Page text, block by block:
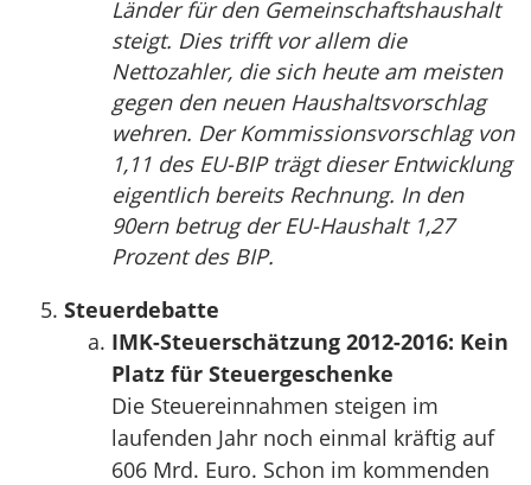
Länder für den Gemeinschaftshaushalt
steigt. Dies trifft vor allem die
Nettozahler, die sich heute am meisten
gegen den neuen Haushaltsvorschlag
wehren. Der Kommissionsvorschlag von
1,11 des EU-BIP trägt dieser Entwicklung
eigentlich bereits Rechnung. In den
90ern betrug der EU-Haushalt 1,27
Prozent des BIP.
Steuerdebatte
IMK-Steuerschätzung 2012-2016: Kein
Platz für Steuergeschenke
Die Steuereinnahmen steigen im
laufenden Jahr noch einmal kräftig auf
606 Mrd. Euro. Schon im kommenden